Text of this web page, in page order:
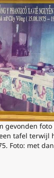
gevonden foto
tafel terwijl
Foto: met